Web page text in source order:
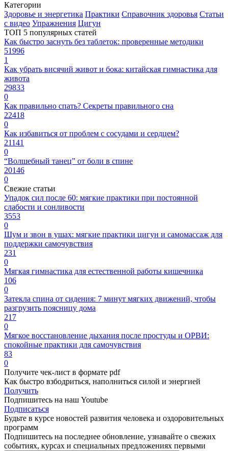
Категории
Здоровье и энергетика Практики Справочник здоровья Статьи
с видео Упражнения Цигун
ТОП 5 популярных статей
Как быстро заснуть без таблеток: проверенные методики
51996
1
Как убрать висячий живот и бока: китайская гимнастика для
живота
29833
0
Как правильно спать? Секреты правильного сна
22418
0
Как избавиться от проблем с сосудами и сердцем?
21141
0
“Волшебный танец” от боли в спине
20146
0
Свежие статьи
Упадок сил после 60: мягкие практики при постоянной
слабости и сонливости
3553
0
Шум и звон в ушах: мягкие практики цигун и самомассаж для
поддержки самочувствия
231
0
Мягкая гимнастика для естественной работы кишечника
106
0
Затекла спина от сидения: 7 минут мягких движений, чтобы
разгрузить поясницу дома
217
0
Мягкое восстановление дыхания после простуды и ОРВИ:
спокойные практики для самочувствия
83
0
Получите чек-лист в формате pdf
Как быстро взбодриться, наполниться силой и энергией
Получить
Подпишитесь на наш Youtube
Подписаться
Будьте в курсе новостей развития человека и оздоровительных
программ
Подпишитесь на последнее обновление, узнавайте о свежих
событиях, курсах и специальных предложениях первыми